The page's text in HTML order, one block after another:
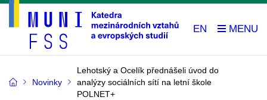
EN
Novinky
Lehotský a Ocelík přednášeli úvod do
analýzy sociálních sítí na letní škole
POLNET+